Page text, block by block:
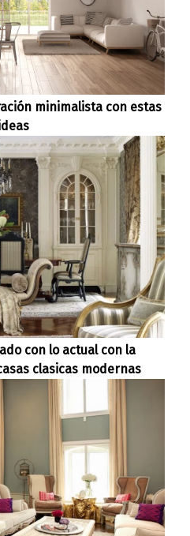
minimalista con estas
con lo actual con la
clasicas modernas